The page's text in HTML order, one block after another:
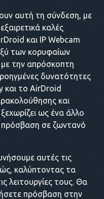
αυτή τη σύνδεση, με
καλές
και IP Webcam
των κορυφαίων
με την απρόσκοπτη
δυνατότητες
και το AirDroid
και
ως ένα άλλο
πρόσβαση σε ζωντανό
αυτές τις
καλύπτοντας τα
λειτουργίες τους. Θα
πρόσβαση στην